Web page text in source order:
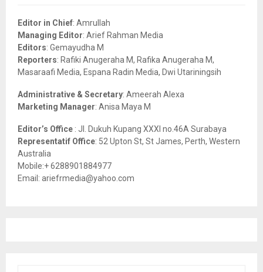
o
r
:
Editor in Chief: Amrullah
Managing Editor: Arief Rahman Media
Editors: Gemayudha M
Reporters: Rafiki Anugeraha M, Rafika Anugeraha M,
Masaraafi Media, Espana Radin Media, Dwi Utariningsih
Administrative & Secretary: Ameerah Alexa
Marketing Manager: Anisa Maya M
Editor’s Office : Jl. Dukuh Kupang XXXI no.46A Surabaya
Representatif Office: 52 Upton St, St James, Perth, Western
Australia
Mobile:+ 6288901884977
Email: ariefrmedia@yahoo.com